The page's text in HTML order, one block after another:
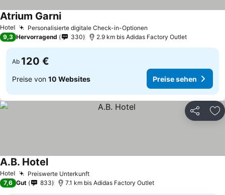
Hotel Personalisierte digitale Check-in-Optionen
Atrium GarniPreise sehen
9,3 Hervorragend 330 2.9 km bis Adidas Factory Outlet
Ab 120 €
Preise von 10 Websites Preise sehen
Teilen
Hotel Preiswerte UnterkunftPreise sehen
A.B. HotelPreise sehen
7,6 Gut 833 7.1 km bis Adidas Factory Outlet